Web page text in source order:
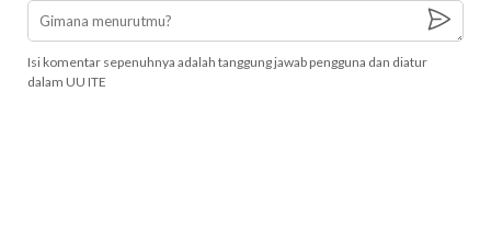
Isi komentar sepenuhnya adalah tanggung jawab pengguna dan diatur
dalam UU ITE